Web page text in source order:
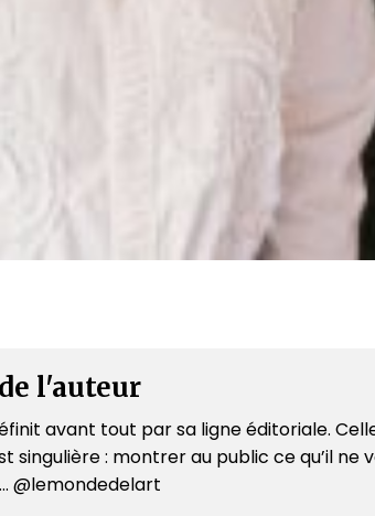
l'auteur
avant tout par sa ligne éditoriale.
singulière : montrer au public ce qu’il ne
@lemondedelart